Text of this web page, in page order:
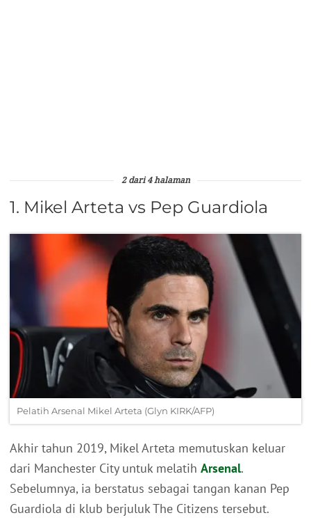
2 dari 4 halaman
1. Mikel Arteta vs Pep Guardiola
Pelatih Arsenal Mikel Arteta (Glyn KIRK/AFP)
Akhir tahun 2019, Mikel Arteta memutuskan keluar
dari Manchester City untuk melatih Arsenal.
Sebelumnya, ia berstatus sebagai tangan kanan Pep
Guardiola di klub berjuluk The Citizens tersebut.